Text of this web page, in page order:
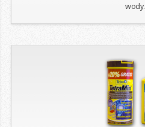
wody.